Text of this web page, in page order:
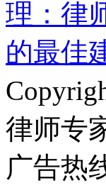
律师专
广告热